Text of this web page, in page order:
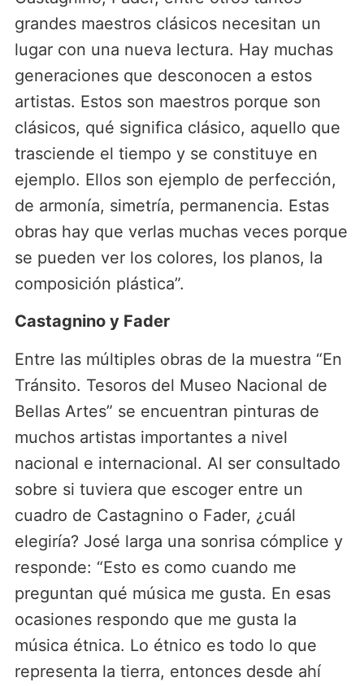
grandes maestros clásicos necesitan un
lugar con una nueva lectura. Hay muchas
generaciones que desconocen a estos
artistas. Estos son maestros porque son
clásicos, qué significa clásico, aquello que
trasciende el tiempo y se constituye en
ejemplo. Ellos son ejemplo de perfección,
de armonía, simetría, permanencia. Estas
obras hay que verlas muchas veces porque
se pueden ver los colores, los planos, la
composición plástica”.
Castagnino y Fader
Entre las múltiples obras de la muestra “En
Tránsito. Tesoros del Museo Nacional de
Bellas Artes” se encuentran pinturas de
muchos artistas importantes a nivel
nacional e internacional. Al ser consultado
sobre si tuviera que escoger entre un
cuadro de Castagnino o Fader, ¿cuál
elegiría? José larga una sonrisa cómplice y
responde: “Esto es como cuando me
preguntan qué música me gusta. En esas
ocasiones respondo que me gusta la
música étnica. Lo étnico es todo lo que
representa la tierra, entonces desde ahí